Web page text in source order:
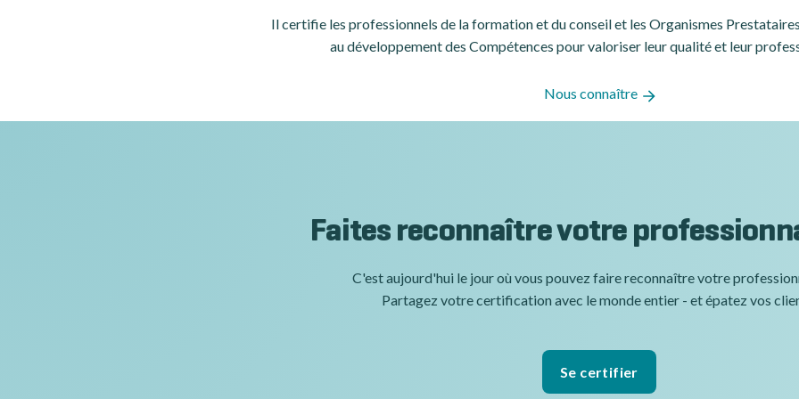
Il certifie les professionnels de la formation et du conseil et les Organismes
au développement des Compétences pour valoriser leur qualité et leur
Nous connaître
Faites reconnaître votre
C'est aujourd'hui le jour où vous pouvez faire reconnaître votre
Partagez votre certification avec le monde entier - et épatez vos
Se certifier